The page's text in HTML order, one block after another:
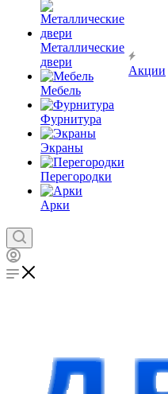
Металлические
двери
Мебель
Фурнитура
Экраны
Перегородки
Арки
Акции